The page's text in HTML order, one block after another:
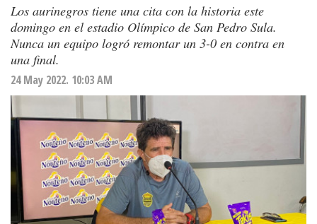
Los aurinegros tiene una cita con la historia este
domingo en el estadio Olímpico de San Pedro Sula.
Nunca un equipo logró remontar un 3-0 en contra en
una final.
24 May 2022. 10:03 AM